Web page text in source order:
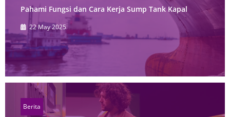
Pahami Fungsi dan Cara Kerja Sump Tank Kapal
22 May 2025
Berita